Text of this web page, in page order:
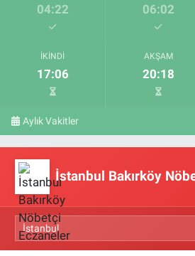
04:22 06:02
İKINDI
17:06
AKŞAM
20:18
Aylık Vakitler
İstanbul Bakırköy